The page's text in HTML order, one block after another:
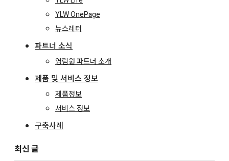
YLW OnePage
뉴스레터
파트너 소식
영림원 파트너 소개
제품 및 서비스 정보
제품정보
서비스 정보
구축사례
최신 글